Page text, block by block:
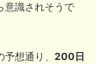
意識されそうで
想通り、 200日